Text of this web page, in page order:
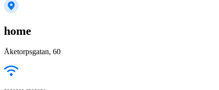
home
Åketorpsgatan, 60